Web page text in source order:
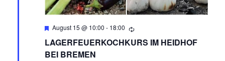
Empfohlen
August 15 @ 10:00 - 18:00
LAGERFEUERKOCHKURS IM HEIDHOF
BEI BREMEN